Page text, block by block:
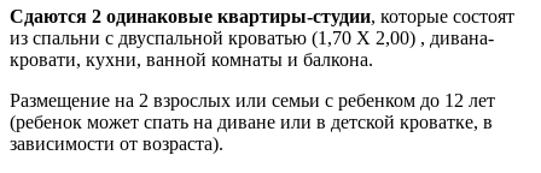
Сдаются 2 одинаковые квартиры-студии, которые состоят
из спальни с двуспальной кроватью (1,70 Х 2,00) , дивана-
кровати, кухни, ванной комнаты и балкона.
Размещение на 2 взрослых или семьи с ребенком до 12 лет
(ребенок может спать на диване или в детской кроватке, в
зависимости от возраста).